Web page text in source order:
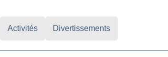
Activités Divertissements